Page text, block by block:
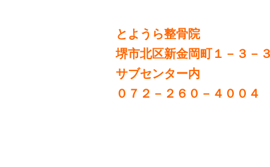
とようら整骨院
堺市北区新金岡町１－３－
サブセンター内
０７２－２６０－４００４